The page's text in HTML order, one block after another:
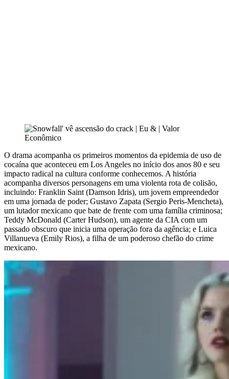
O drama acompanha os primeiros momentos da epidemia de uso de
cocaína que aconteceu em Los Angeles no início dos anos 80 e seu
impacto radical na cultura conforme conhecemos. A história
acompanha diversos personagens em uma violenta rota de colisão,
incluindo: Franklin Saint (Damson Idris), um jovem empreendedor
em uma jornada de poder; Gustavo Zapata (Sergio Peris-Mencheta),
um lutador mexicano que bate de frente com uma família criminosa;
Teddy McDonald (Carter Hudson), um agente da CIA com um
passado obscuro que inicia uma operação fora da agência; e Luica
Villanueva (Emily Rios), a filha de um poderoso chefão do crime
mexicano.